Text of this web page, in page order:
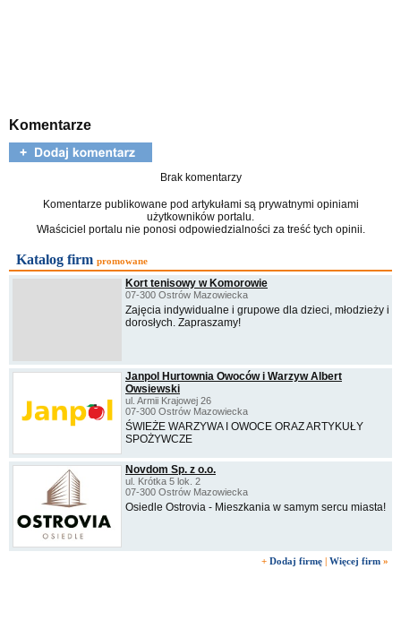
Komentarze
Brak komentarzy
Komentarze publikowane pod artykułami są prywatnymi opiniami
użytkowników portalu.
Właściciel portalu nie ponosi odpowiedzialności za treść tych opinii.
Katalog firm promowane
Kort tenisowy w Komorowie
07-300 Ostrów Mazowiecka
Zajęcia indywidualne i grupowe dla dzieci, młodzieży i
dorosłych. Zapraszamy!
Janpol Hurtownia Owoców i Warzyw Albert
Owsiewski
ul. Armii Krajowej 26
07-300 Ostrów Mazowiecka
ŚWIEŻE WARZYWA I OWOCE ORAZ ARTYKUŁY
SPOŻYWCZE
Novdom Sp. z o.o.
ul. Krótka 5 lok. 2
07-300 Ostrów Mazowiecka
Osiedle Ostrovia - Mieszkania w samym sercu miasta!
+ Dodaj firmę | Więcej firm »